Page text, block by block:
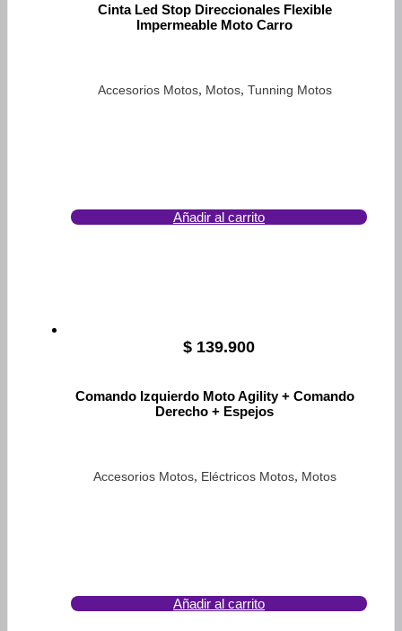
Cinta Led Stop Direccionales Flexible
Impermeable Moto Carro
Accesorios Motos, Motos, Tunning Motos
Añadir al carrito
$ 139.900
Comando Izquierdo Moto Agility + Comando
Derecho + Espejos
Accesorios Motos, Eléctricos Motos, Motos
Añadir al carrito